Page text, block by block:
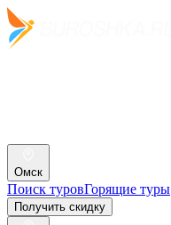
Омск
Поиск туровГорящие туры
Получить скидку